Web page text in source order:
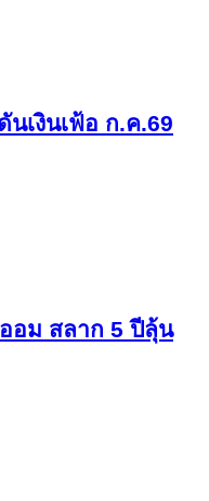
เงินเฟ้อ ก.ค.69
อม สลาก 5 ปีลุ้น